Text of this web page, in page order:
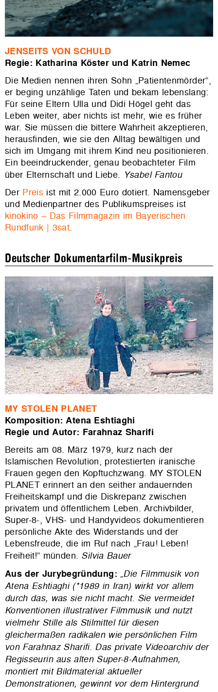
JENSEITS VON SCHULD
Regie: Katharina Köster und Katrin Nemec
Die Medien nennen ihren Sohn „Patientenmörder“,
er beging unzählige Taten und bekam lebenslang:
Für seine Eltern Ulla und Didi Högel geht das
Leben weiter, aber nichts ist mehr, wie es früher
war. Sie müssen die bittere Wahrheit akzeptieren,
herausfinden, wie sie den Alltag bewältigen und
sich im Umgang mit ihrem Kind neu positionieren.
Ein beeindruckender, genau beobachteter Film
über Elternschaft und Liebe. Ysabel Fantou
Der Preis ist mit 2.000 Euro dotiert. Namensgeber
und Medienpartner des Publikumspreises ist
kinokino – Das Filmmagazin im Bayerischen
Rundfunk | 3sat.
Deutscher Dokumentarfilm-Musikpreis
MY STOLEN PLANET
Komposition: Atena Eshtiaghi
Regie und Autor: Farahnaz Sharifi
Bereits am 08. März 1979, kurz nach der
Islamischen Revolution, protestierten iranische
Frauen gegen den Kopftuchzwang. MY STOLEN
PLANET erinnert an den seither andauernden
Freiheitskampf und die Diskrepanz zwischen
privatem und öffentlichem Leben. Archivbilder,
Super-8-, VHS- und Handyvideos dokumentieren
persönliche Akte des Widerstands und der
Lebensfreude, die im Ruf nach „Frau! Leben!
Freiheit!“ münden. Silvia Bauer
Aus der Jurybegründung:
„Die Filmmusik von
Atena Eshtiaghi (*1989 in Iran) wirkt vor allem
durch das, was sie nicht macht. Sie vermeidet
Konventionen illustrativer Filmmusik und nutzt
vielmehr Stille als Stilmittel für diesen
gleichermaßen radikalen wie persönlichen Film
von Farahnaz Sharifi. Das private Videoarchiv der
Regisseurin aus alten Super-8-Aufnahmen,
montiert mit Bildmaterial aktueller
Demonstrationen, gewinnt vor dem Hintergrund